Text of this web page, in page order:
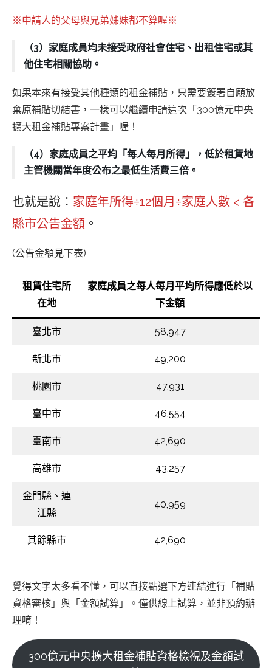
※申請人的父母與兄弟姊妹都不算喔※
（3）家庭成員均未接受政府社會住宅、出租住宅或其
他住宅相關協助。
如果本來有接受其他種類的租金補貼，只需要簽署自願放
棄原補貼切結書，一樣可以繼續申請這次「300億元中央
擴大租金補貼專案計畫」喔！
（4）家庭成員之平均「每人每月所得」，低於租賃地
主管機關當年度公布之最低生活費三倍。
也就是說： 家庭年所得÷12個月÷家庭人數 < 各
縣市公告金額 。
(公告金額見下表)
租賃住宅所
在地
家庭成員之每人每月平均所得應低於以
下金額
臺北市 58,947
新北市 49,200
桃園市 47,931
臺中市 46,554
臺南市 42,690
高雄市 43,257
金門縣、連
江縣
40,959
其餘縣市 42,690
覺得文字太多看不懂，可以直接點選下方連結進行「補貼
資格審核」與「金額試算」。僅供線上試算，並非預約辦
理唷！
300億元中央擴大租金補貼資格檢視及金額試